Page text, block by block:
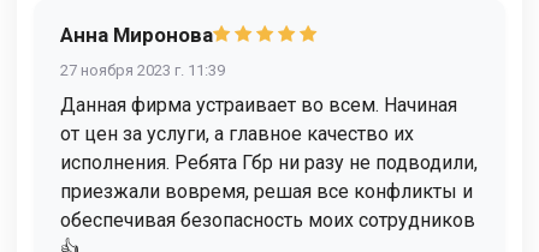
Анна Миронова
27 ноября 2023 г. 11:39
Данная фирма устраивает во всем. Начиная
от цен за услуги, а главное качество их
исполнения. Ребята Гбр ни разу не подводили,
приезжали вовремя, решая все конфликты и
обеспечивая безопасность моих сотрудников